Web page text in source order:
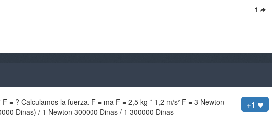
1
+1
= ? Calculamos la fuerza. F = ma F = 2,5 kg * 1,2 m/s² F = 3 Newton--
Dinas) / 1 Newton 300000 Dinas / 1 300000 Dinas----------